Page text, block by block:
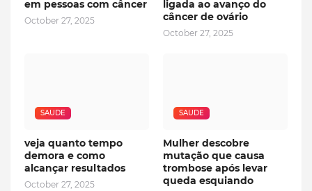
em pessoas com câncer
October 27, 2025
ligada ao avanço do
câncer de ovário
October 27, 2025
SAUDE
veja quanto tempo
demora e como
alcançar resultados
October 27, 2025
SAUDE
Mulher descobre
mutação que causa
trombose após levar
queda esquiando